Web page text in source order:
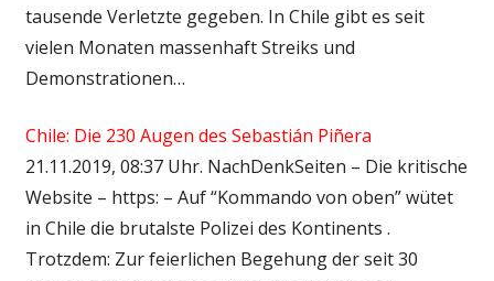
tausende Verletzte gegeben. In Chile gibt es seit
vielen Monaten massenhaft Streiks und
Demonstrationen…
Chile: Die 230 Augen des Sebastián Piñera
21.11.2019, 08:37 Uhr. NachDenkSeiten – Die kritische
Website – https: – Auf “Kommando von oben” wütet
in Chile die brutalste Polizei des Kontinents .
Trotzdem: Zur feierlichen Begehung der seit 30